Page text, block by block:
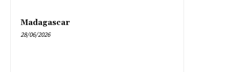
Madagascar
28/06/2026